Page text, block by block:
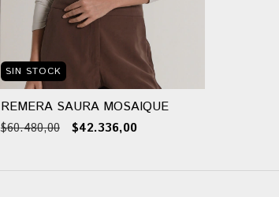
SIN STOCK
REMERA SAURA MOSAIQUE
$60.480,00 $42.336,00